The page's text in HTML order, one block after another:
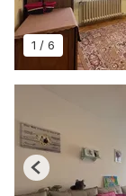
1 / 6
Previous